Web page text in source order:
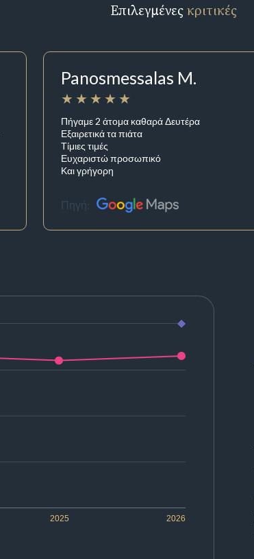
Επιλεγμένεςκριτικές
Panosmessalas M.
Πήγαμε 2 άτομα καθαρά Δευτέρα
Εξαιρετικά τα πιάτα
Τίμιες τιμές
Ευχαριστώ προσωπικό
Και γρήγορη
Πηγή:
2025 2026